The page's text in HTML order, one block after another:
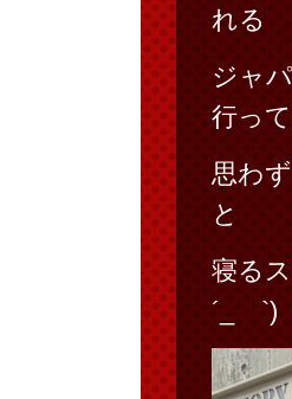
れる
ジャ
行っ
思わ
と
寝る
´_ゝ`)